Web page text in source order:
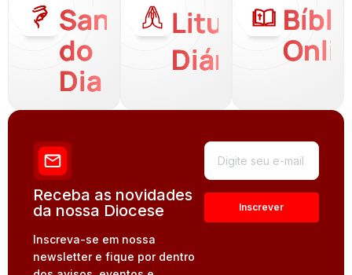
Santo
do
Dia
Liturgia
Diária
Receba as novidades
da nossa Diocese
Inscreva-se em nossa
newsletter e fique por dentro